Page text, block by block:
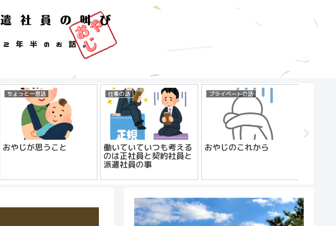
ちょっと一息話
おやじが思うこと
仕事の話
働いていていつも考える
のは正社員と契約社員と
派遣社員の事
プライベートの話
おやじのこれから